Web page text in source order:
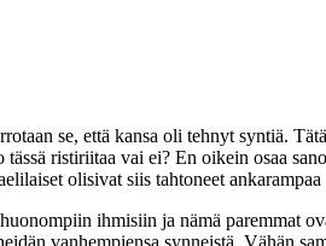
se, että kansa oli tehnyt syntiä.
ristiriitaa vai ei? En oikein osaa
olisivat siis tahtoneet ankarampaa
ihmisiin ja nämä paremmat
vanhempiensa synneistä. Vähän